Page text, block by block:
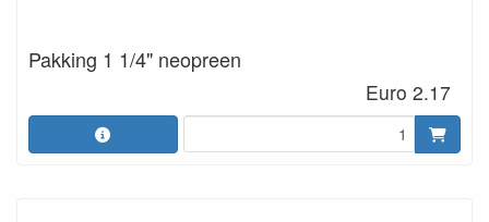
Pakking 1 1/4" neopreen
Euro 2.17